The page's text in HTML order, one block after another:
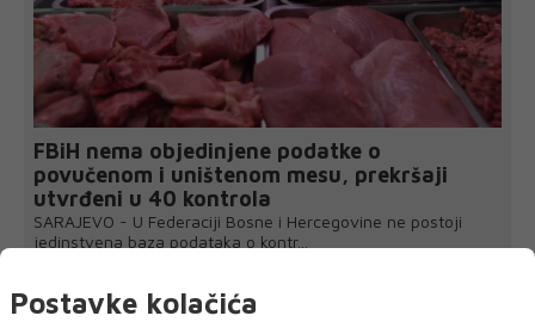
FBiH nema objedinjene podatke o
povučenom i uništenom mesu, prekršaji
utvrđeni u 40 kontrola
SARAJEVO - U Federaciji Bosne i Hercegovine ne postoji
jedinstvena baza podataka o kontr...
Postavke kolačića